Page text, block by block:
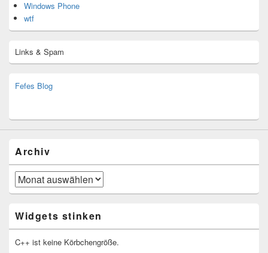
Windows Phone
wtf
Links & Spam
Fefes Blog
Archiv
Archiv
Widgets stinken
C++ ist keine Körbchengröße.